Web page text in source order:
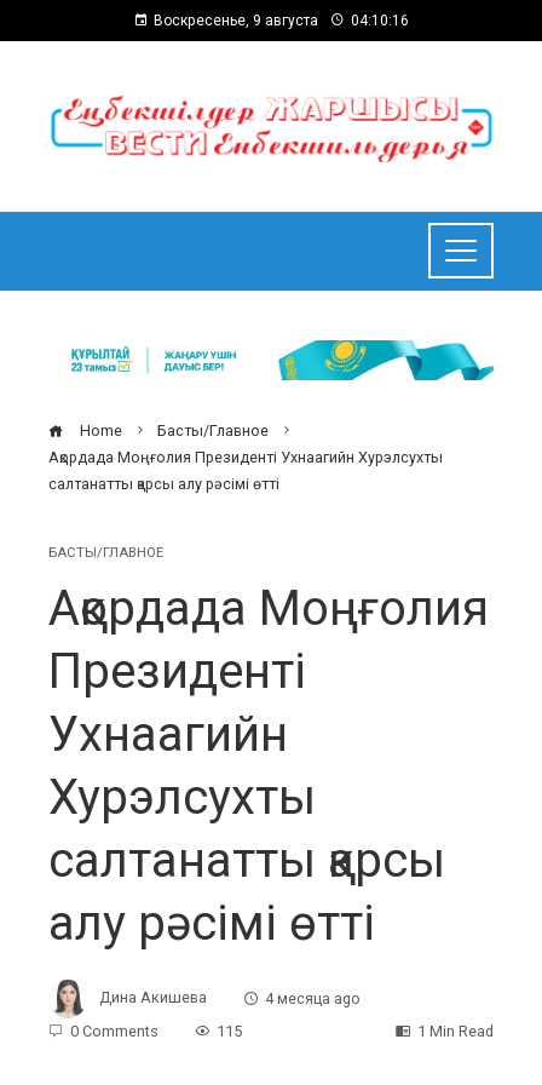
Воскресенье, 9 августа 04:10:17
Home
Басты/Главное
Ақордада Моңғолия Президенті Ухнаагийн Хурэлсухты
салтанатты қарсы алу рәсімі өтті
БАСТЫ/ГЛАВНОЕ
Ақордада Моңғолия
Президенті
Ухнаагийн
Хурэлсухты
салтанатты қарсы
алу рәсімі өтті
Дина Акишева
4 месяца ago
0 Comments
115 1 Min Read